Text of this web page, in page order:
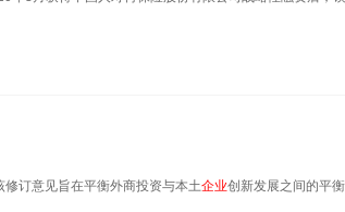
订意见旨在平衡外商投资与本土企业创新发展之间的平